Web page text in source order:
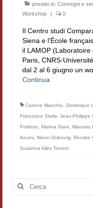
Comparatistica
Semicerchio
Filologia
Corpus
Lo studium
Eurasian
Rammses
postato in: Convegni e
Workshop
| 0
Il Centro studi
Siena e l’École
il LAMOP
Paris, CNRS-
dal 2 al 6 giugno un
Continua
Corinne Manchio Dominique
Francesco Stella
Jean-Philippe
Polidoro
Marina Giani Maurizio
Aouini Ninon Dubourg Renske
Susanna Allés Torrent
Cerca: